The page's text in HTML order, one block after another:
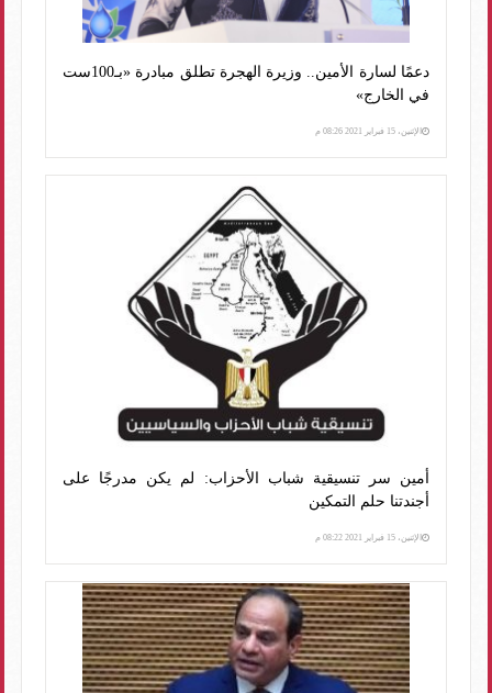
دعمًا لسارة الأمين.. وزيرة الهجرة تطلق مبادرة «بـ100ست
في الخارج»
الإثنين، 15 فبراير 2021 08:26 م
أمين سر تنسيقية شباب الأحزاب: لم يكن مدرجًا على
أجندتنا حلم التمكين
الإثنين، 15 فبراير 2021 08:22 م